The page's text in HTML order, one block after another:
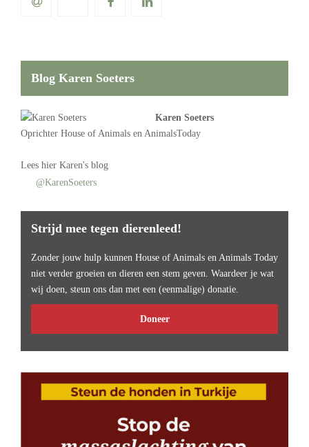
Blog Karen Soeters
Karen Soeters
Oprichter House of Animals en AnimalsToday
Lees hier Karen's blog
@KarenSoeters
Strijd mee tegen dierenleed!
Zonder jouw hulp kunnen House of Animals en Animals Today
niet verder groeien en dieren een stem geven. Waardeer je wat
wij doen, steun ons dan met een (eenmalige) donatie.
Doneer